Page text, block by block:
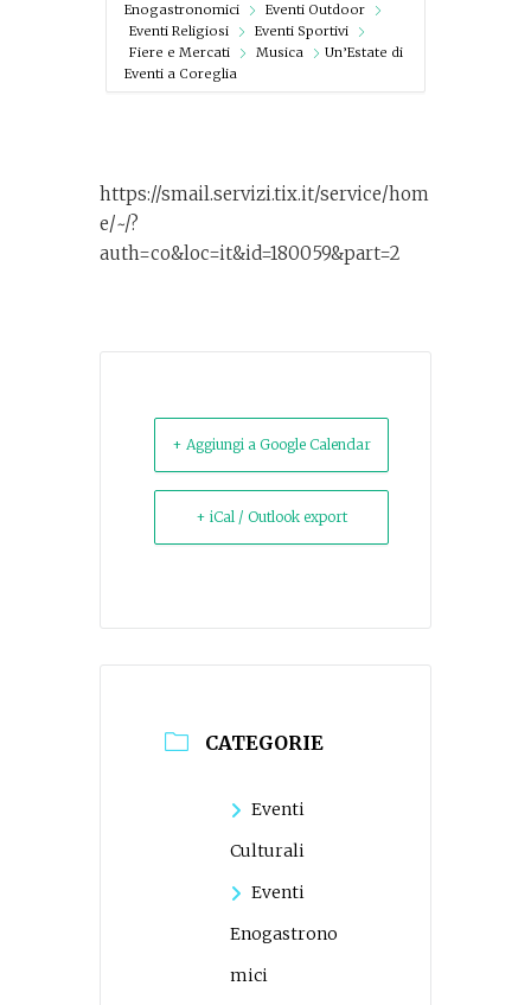
Enogastronomici
Eventi Outdoor
Eventi Religiosi
Eventi Sportivi
Fiere e Mercati
Musica
Un’Estate di
Eventi a Coreglia
https://smail.servizi.tix.it/service/hom
e/~/?
auth=co&loc=it&id=180059&part=2
+ Aggiungi a Google Calendar
+ iCal / Outlook export
CATEGORIE
Eventi
Culturali
Eventi
Enogastrono
mici